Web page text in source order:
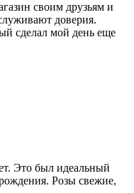
своим друзьям и
доверия.
сделал мой день еще
Это был идеальный
Розы свежие,